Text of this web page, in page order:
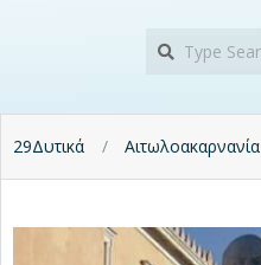
29Δυτικά Αιτωλοακαρνανία